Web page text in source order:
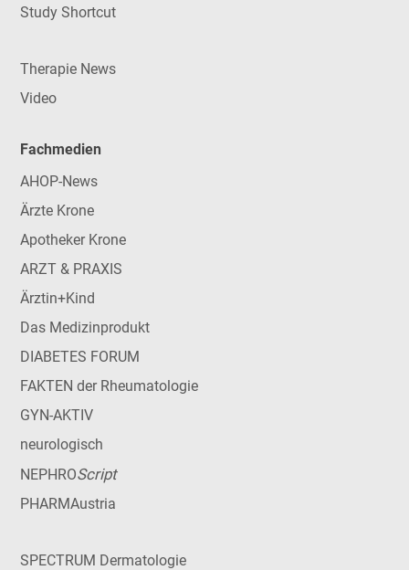
Study Shortcut
Therapie News
Video
Fachmedien
AHOP-News
Ärzte Krone
Apotheker Krone
ARZT & PRAXIS
Ärztin+Kind
Das Medizinprodukt
DIABETES FORUM
FAKTEN der Rheumatologie
GYN-AKTIV
neurologisch
NEPHROScript
PHARMAustria
SPECTRUM Dermatologie